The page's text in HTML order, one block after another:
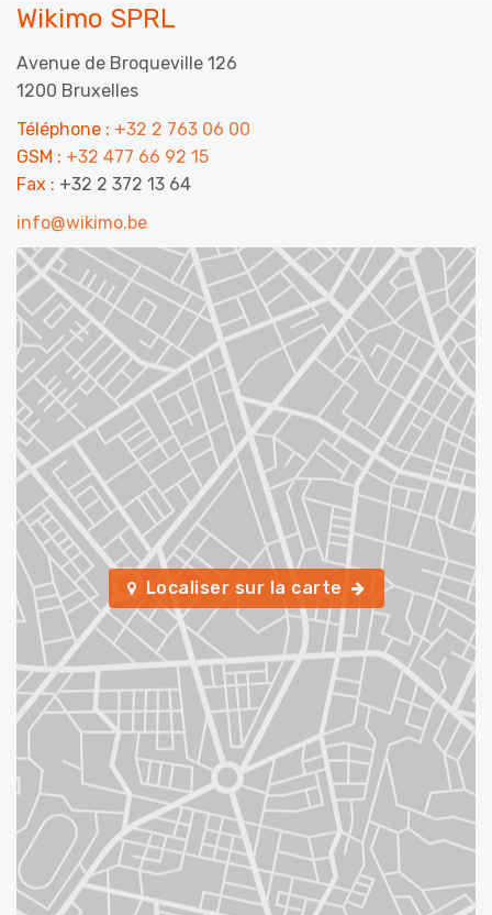
Wikimo SPRL
Avenue de Broqueville 126
1200 Bruxelles
Téléphone : +32 2 763 06 00
GSM : +32 477 66 92 15
Fax : +32 2 372 13 64
info@wikimo.be
Localiser sur la carte